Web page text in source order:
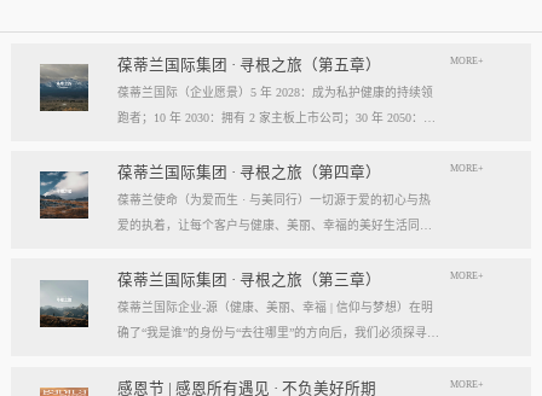
葆蒂兰国际集团 · 寻根之旅（第五章）
葆蒂兰国际（企业愿景）5 年 2028：成为私护健康的持续领
跑者；10 年 2030：拥有 2 家主板上市公司；30 年 2050：成
葆蒂兰国际立志成为健康产业中一个响亮的中国品牌。我们
以“为爱而生，与美同行”为使命，绘制出一幅清晰而雄心勃
勃的发展蓝图，旨在以坚实的步伐，从专业的深度走向事业
028 | 5年愿景）成为“私护健康领域的持续领跑者”· 定位： 我
MORE+
葆蒂兰国际集团 · 寻根之旅（第四章）
葆蒂兰使命（为爱而生 · 与美同行）一切源于爱的初心与热
爱的执着，让每个客户与健康、美丽、幸福的美好生活同
双翼“爱的初心”与“热爱的执着”，共同构成了葆蒂兰的精神内
核与力量源泉，二者如同呼吸，一呼一吸，生生不息。爱的
初心，是我们的根脉与方向。它是最初那份纯粹的善意、利
MORE+
葆蒂兰国际集团 · 寻根之旅（第三章）
葆蒂兰国际企业-源（健康、美丽、幸福 | 信仰与梦想）在明
确了“我是谁”的身份与“去往哪里”的方向后，我们必须探寻滋
格局与能量。它，就是葆蒂兰的“源”——我们一切思想与行
MORE+
感恩节 | 感恩所有遇见 · 不负美好所期 MORE+